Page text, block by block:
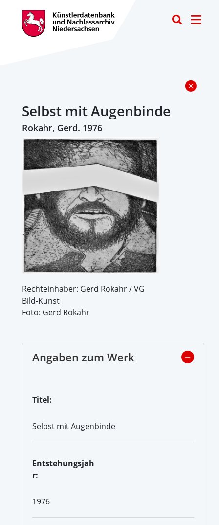
Selbst mit Augenbinde
Rokahr, Gerd. 1976
Rechteinhaber: Gerd Rokahr / VG
Bild-Kunst
Foto: Gerd Rokahr
Angaben zum Werk
Titel:
Selbst mit Augenbinde
Entstehungsjah
r:
1976